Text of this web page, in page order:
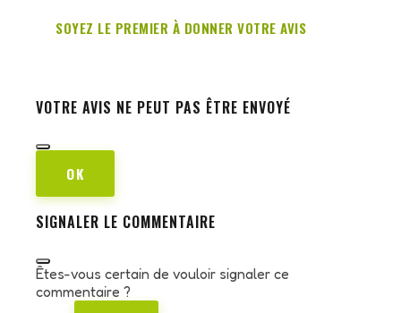
SOYEZ LE PREMIER À DONNER VOTRE AVIS
VOTRE AVIS NE PEUT PAS ÊTRE ENVOYÉ
OK
SIGNALER LE COMMENTAIRE
Êtes-vous certain de vouloir signaler ce
commentaire ?